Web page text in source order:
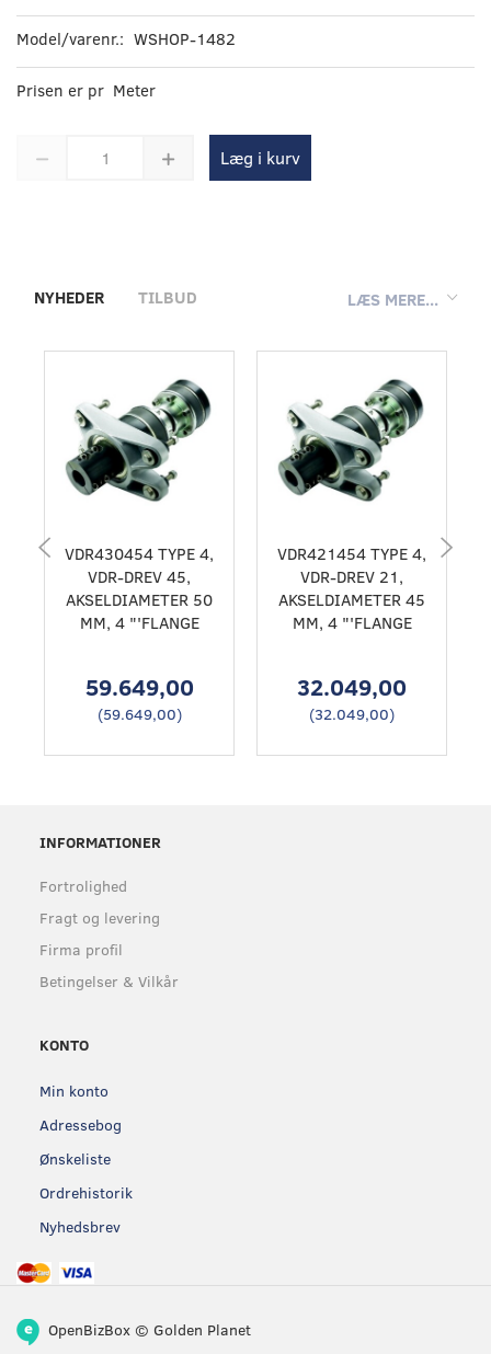
Model/varenr.: WSHOP-1482
Prisen er pr Meter
Læg i kurv
LÆS MERE...
NYHEDER TILBUD
VDR430454 TYPE 4,
VDR-DREV 45,
AKSELDIAMETER 50
MM, 4 "'FLANGE
59.649,00
(59.649,00)
VDR421454 TYPE 4,
VDR-DREV 21,
AKSELDIAMETER 45
MM, 4 "'FLANGE
32.049,00
(32.049,00)
INFORMATIONER
Fortrolighed
Fragt og levering
Firma profil
Betingelser & Vilkår
KONTO
Min konto
Adressebog
Ønskeliste
Ordrehistorik
Nyhedsbrev
OpenBizBox © Golden Planet